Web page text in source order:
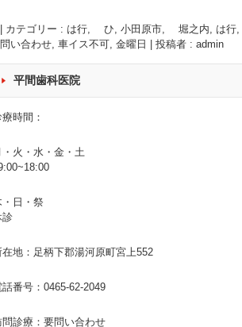
カテゴリー : は行, ひ, 小田原市, 堀之内, は行,
問い合わせ, 車イス不可, 金曜日 投稿者 : admin
平間歯科医院
時間：
・火・水・金・土
・日・祭
診
在地：足柄下郡湯河原町宮上552
話番号： 0465-62-2049
問診療：要問い合わせ